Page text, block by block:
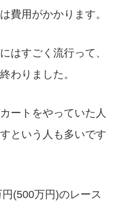
費用がかかります。
はすごく流行って、
わりました。
ートをやっていた人
という人も多いです
(500万円)のレース